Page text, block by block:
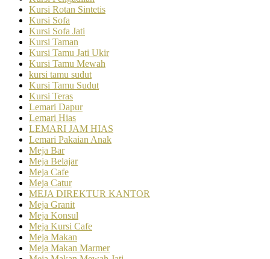
Kursi Rotan Sintetis
Kursi Sofa
Kursi Sofa Jati
Kursi Taman
Kursi Tamu Jati Ukir
Kursi Tamu Mewah
kursi tamu sudut
Kursi Tamu Sudut
Kursi Teras
Lemari Dapur
Lemari Hias
LEMARI JAM HIAS
Lemari Pakaian Anak
Meja Bar
Meja Belajar
Meja Cafe
Meja Catur
MEJA DIREKTUR KANTOR
Meja Granit
Meja Konsul
Meja Kursi Cafe
Meja Makan
Meja Makan Marmer